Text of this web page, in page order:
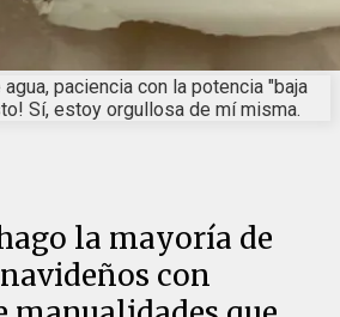
paciencia con la potencia "baja
Sí, estoy orgullosa de mí misma.
la mayoría de
con